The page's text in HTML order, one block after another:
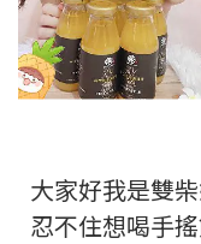
大家好我是雙
忍不住想喝手搖